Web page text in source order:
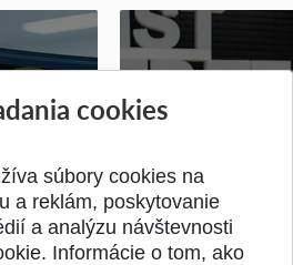
Študentský tím z
jediný zastupoval
cookies
súbory cookies na
a reklám, poskytovanie
a analýzu návštevnosti
Informácie o tom, ako